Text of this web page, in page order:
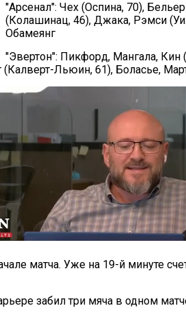
"Арсенал": Чех (Оспина, 70),
(Колашинац, 46), Джака, Рэмси
Обамеянг
"Эвертон": Пикфорд, Мангала, Кин
(Калверт-Льюин, 61), Боласье,
матча. Уже на 19-й минуте
забил три мяча в одном